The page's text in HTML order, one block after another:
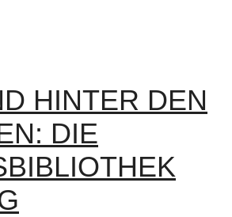
HINTER DEN
DIE